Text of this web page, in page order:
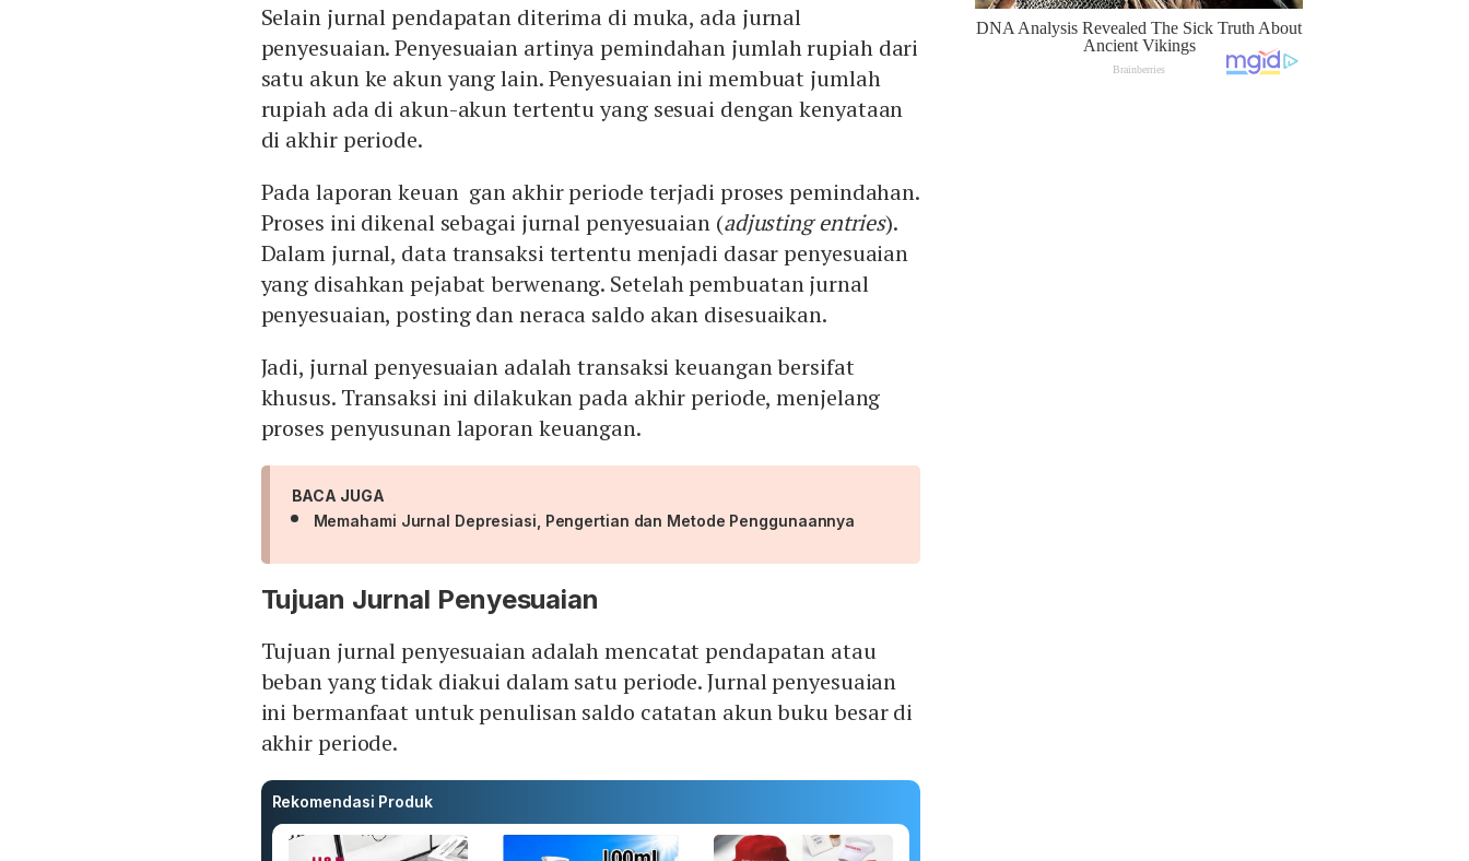
Selain jurnal pendapatan diterima di muka, ada jurnal
penyesuaian. Penyesuaian artinya pemindahan jumlah rupiah dari
satu akun ke akun yang lain. Penyesuaian ini membuat jumlah
rupiah ada di akun-akun tertentu yang sesuai dengan kenyataan
di akhir periode.
Pada laporan keuan gan akhir periode terjadi proses pemindahan.
Proses ini dikenal sebagai jurnal penyesuaian (adjusting entries).
Dalam jurnal, data transaksi tertentu menjadi dasar penyesuaian
yang disahkan pejabat berwenang. Setelah pembuatan jurnal
penyesuaian, posting dan neraca saldo akan disesuaikan.
Jadi, jurnal penyesuaian adalah transaksi keuangan bersifat
khusus. Transaksi ini dilakukan pada akhir periode, menjelang
proses penyusunan laporan keuangan.
BACA JUGA
Memahami Jurnal Depresiasi, Pengertian dan Metode Penggunaannya
Tujuan Jurnal Penyesuaian
Tujuan jurnal penyesuaian adalah mencatat pendapatan atau
beban yang tidak diakui dalam satu periode. Jurnal penyesuaian
ini bermanfaat untuk penulisan saldo catatan akun buku besar di
akhir periode.
Rekomendasi Produk